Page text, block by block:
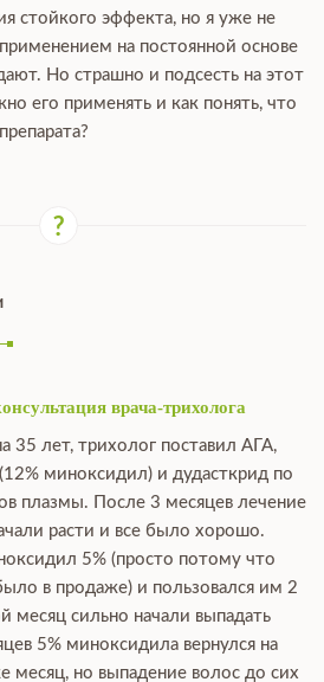
стойкого эффекта, но я уже не
на постоянной основе
Но страшно и подсесть на этот
его применять и как понять, что
врача-трихолога
лет, трихолог поставил АГА,
миноксидил) и дудасткрид по
плазмы. После 3 месяцев лечение
расти и все было хорошо.
5% (просто потому что
в продаже) и пользовался им 2
месяц сильно начали выпадать
5% миноксидила вернулся на
месяц, но выпадение волос до сих